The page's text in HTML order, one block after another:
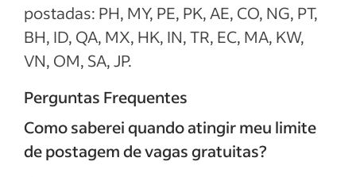
postadas: PH, MY, PE, PK, AE, CO, NG, PT,
BH, ID, QA, MX, HK, IN, TR, EC, MA, KW,
VN, OM, SA, JP.
Perguntas Frequentes
Como saberei quando atingir meu limite
de postagem de vagas gratuitas?